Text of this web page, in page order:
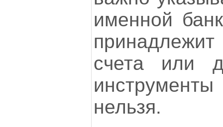
именной
счета или
нельзя.